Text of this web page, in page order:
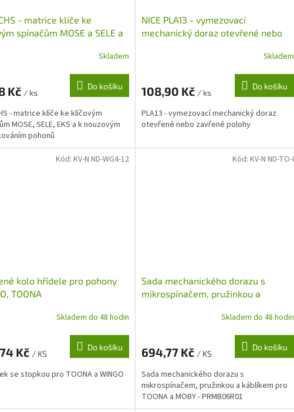
- matrice klíče ke
spínačům MOSE a SELE a
Skladem
Kč / ks
Do košíku
- matrice klíče ke klíčovým
MOSE, SELE, EKS a k nouzovým
pohonů
NICE PLA13 - vymezovací
mechanický doraz otevřené nebo
Skladem
108,90 Kč / ks
Do košíku
PLA13 - vymezovací mechanický doraz
otevřené nebo zavřené polohy
kolo hřídele pro pohony
TOONA
Skladem do 48 hodin
Kč / KS
Do košíku
se stopkou pro TOONA a WINGO
Kód: KV-N ND-WG4-12
Sada mechanického dorazu s
mikrospínačem, pružinkou a
Skladem do 48 hodin
694,77 Kč / KS
Do košíku
Sada mechanického dorazu s
mikrospínačem, pružinkou a káblíkem pro
TOONA a MOBY - PRMB06R01
Kód: KV-N ND-TO-I